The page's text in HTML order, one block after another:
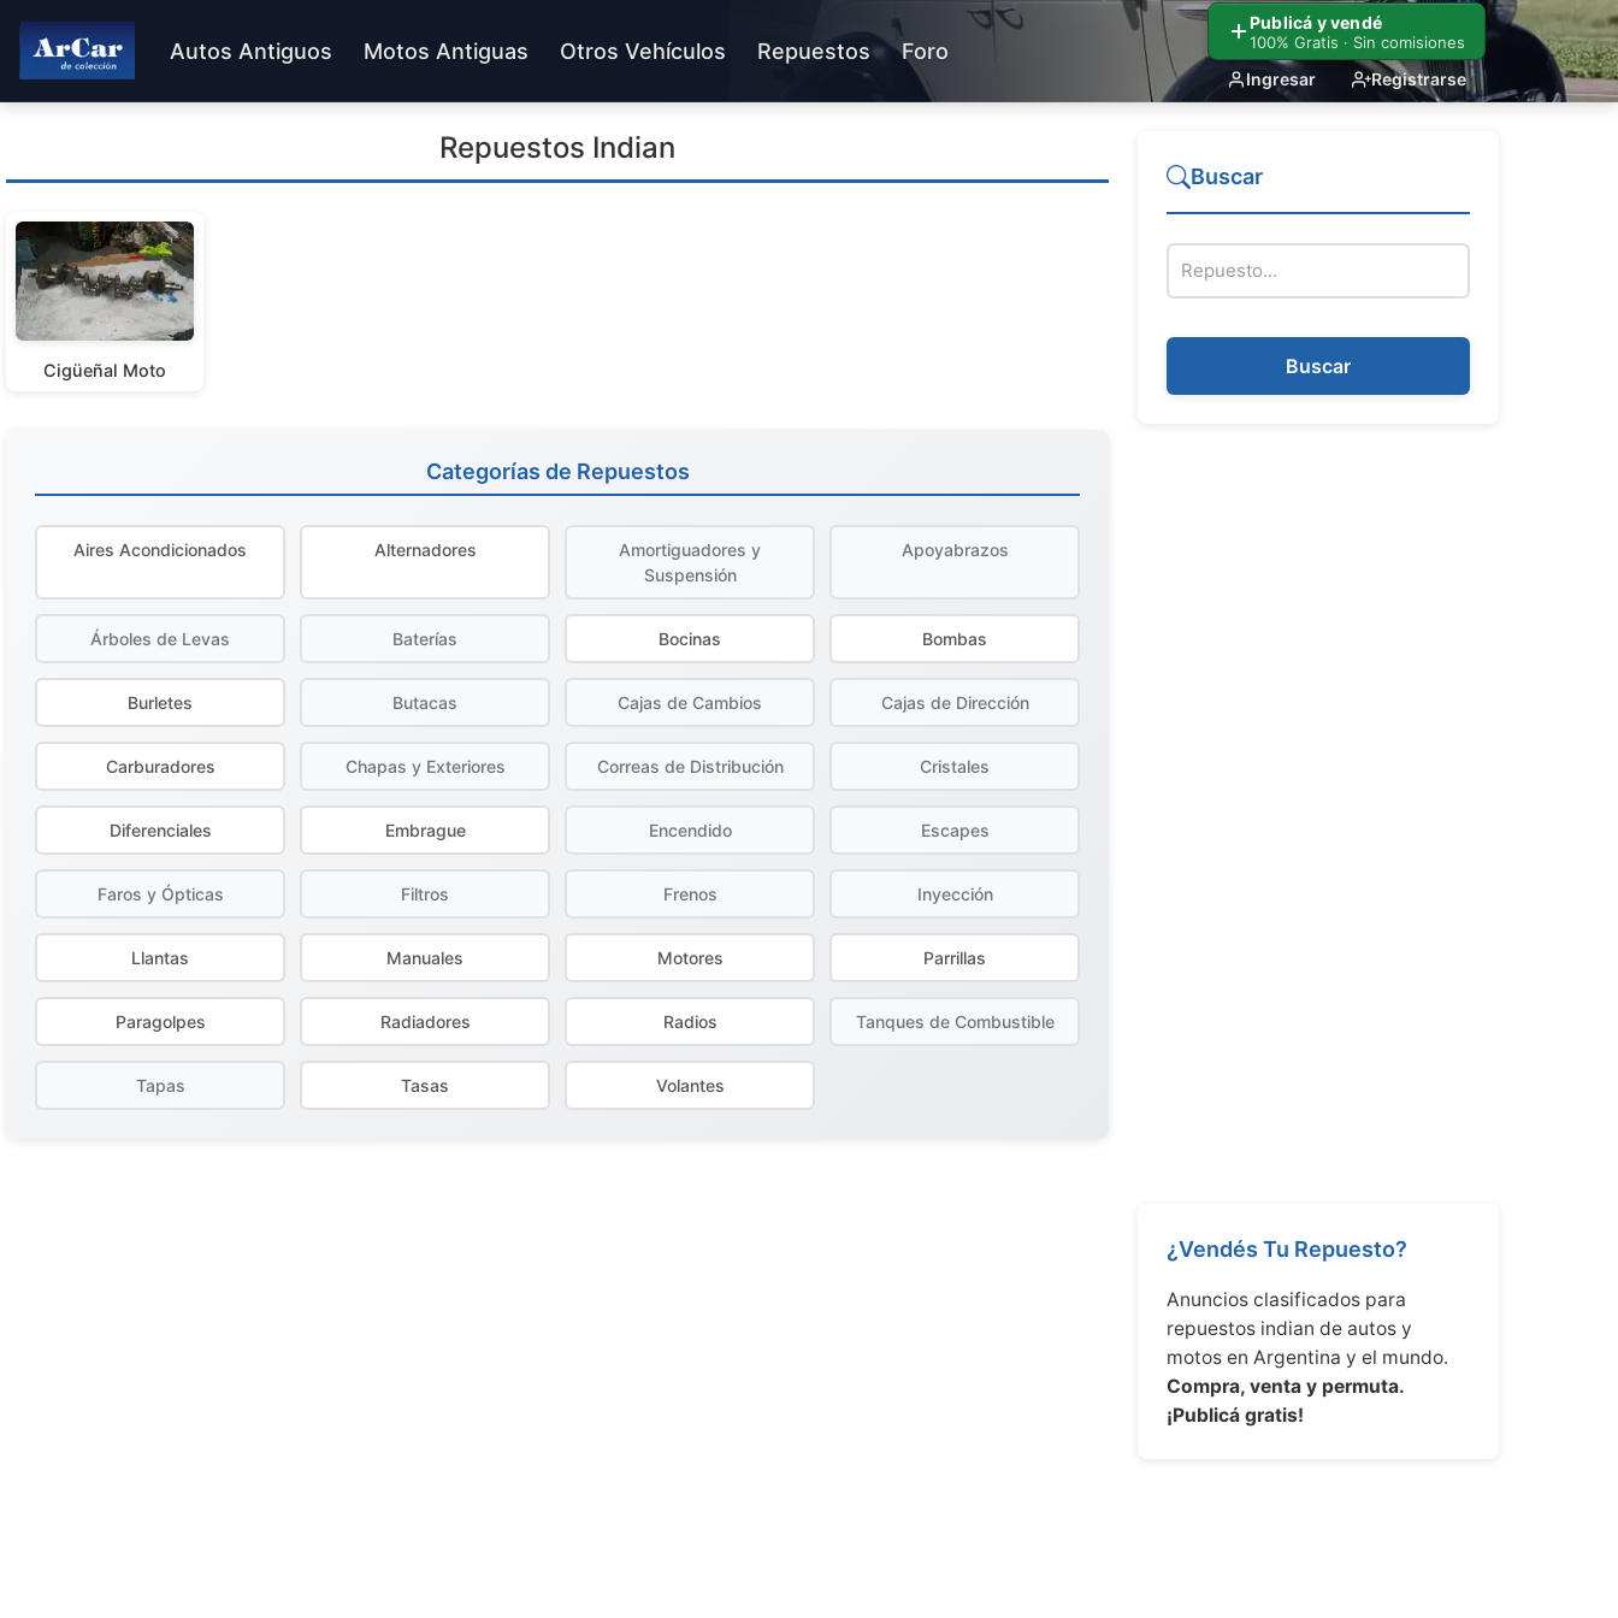
Publicá y vendé
100% Gratis · Sin comisiones
Ingresar Registrarse
Autos Antiguos Motos Antiguas Otros Vehículos Repuestos Foro
Repuestos Indian
Cigüeñal Moto
Categorías de Repuestos
Aires Acondicionados Alternadores
Amortiguadores y
Suspensión
Apoyabrazos
Árboles de Levas Baterías Bocinas Bombas
Burletes Butacas Cajas de Cambios Cajas de Dirección
Carburadores Chapas y Exteriores Correas de Distribución Cristales
Diferenciales Embrague Encendido Escapes
Faros y Ópticas Filtros Frenos Inyección
Llantas Manuales Motores Parrillas
Paragolpes Radiadores Radios Tanques de Combustible
Tapas Tasas Volantes
Buscar
Buscar
¿Vendés Tu Repuesto?
Anuncios clasificados para
repuestos indian de autos y
motos en Argentina y el mundo.
Compra, venta y permuta.
¡Publicá gratis!